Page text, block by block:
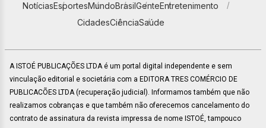
NotíciasEsportesMundoBrasilGenteEntretenimento
CidadesCiênciaSaúde
A ISTOÉ PUBLICAÇÕES LTDA é um portal digital independente e sem
vinculação editorial e societária com a EDITORA TRES COMÉRCIO DE
PUBLICACÕES LTDA (recuperação judicial). Informamos também que não
realizamos cobranças e que também não oferecemos cancelamento do
contrato de assinatura da revista impressa de nome ISTOÉ, tampouco